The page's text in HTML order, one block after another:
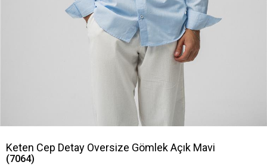
Keten Cep Detay Oversize Gömlek Açık Mavi
(7064)